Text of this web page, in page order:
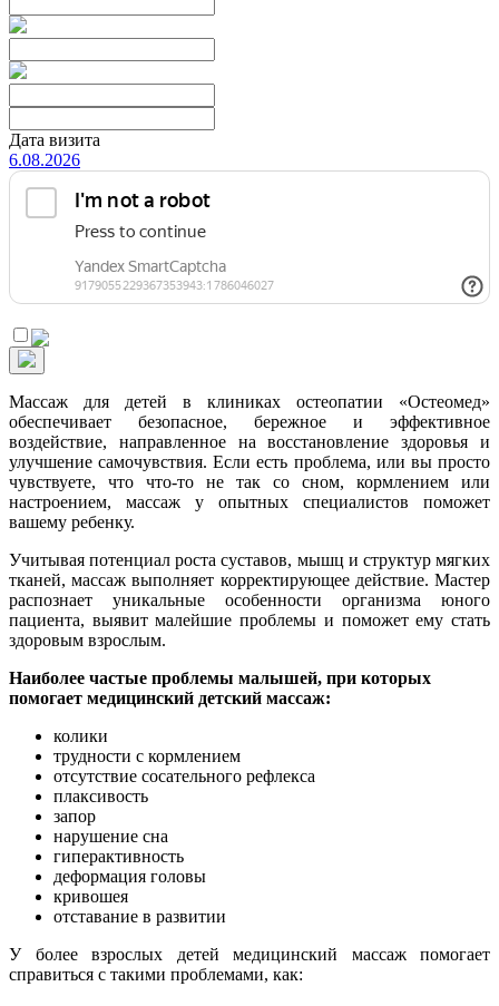
Дата визита
6.08.2026
Массаж для детей в клиниках остеопатии «Остеомед»
обеспечивает безопасное, бережное и эффективное
воздействие, направленное на восстановление здоровья и
улучшение самочувствия. Если есть проблема, или вы просто
чувствуете, что что-то не так со сном, кормлением или
настроением, массаж у опытных специалистов поможет
вашему ребенку.
Учитывая потенциал роста суставов, мышц и структур мягких
тканей, массаж выполняет корректирующее действие. Мастер
распознает уникальные особенности организма юного
пациента, выявит малейшие проблемы и поможет ему стать
здоровым взрослым.
Наиболее частые проблемы малышей, при которых
помогает медицинский детский массаж:
колики
трудности с кормлением
отсутствие сосательного рефлекса
плаксивость
запор
нарушение сна
гиперактивность
деформация головы
кривошея
отставание в развитии
У более взрослых детей медицинский массаж помогает
справиться с такими проблемами, как: